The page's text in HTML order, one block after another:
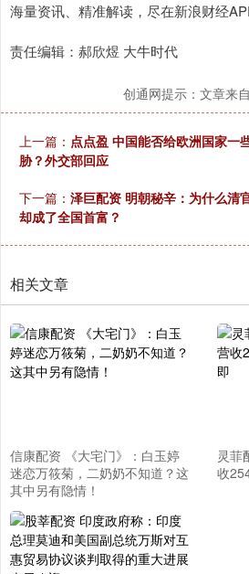
海量资讯、精准解读，尽在新浪财经
责任编辑：郝欣煜 大牛时代
创通网提示：文章来
上一篇： 点点盈 中国能否给欧洲国家一
胁？外交部回应
下一篇： 泽巨配资 明朝秘辛：为什么清
却成了全国首富？
相关文章
信康配资 《大宅门》：白玉婷
迷恋万筱菊，二奶奶不知道？这
其中另有隐情！
灵菲
收